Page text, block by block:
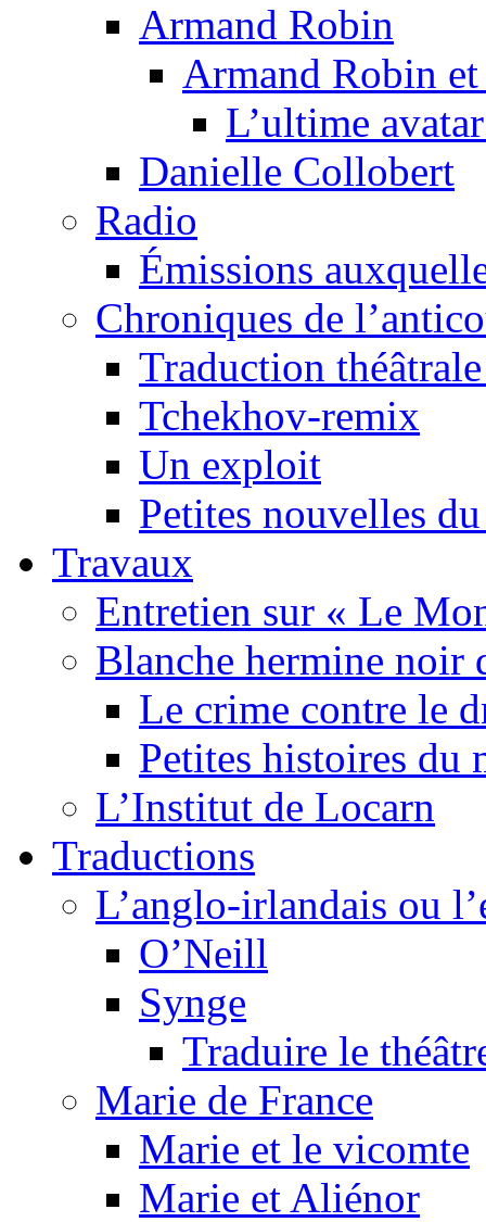
Armand Robin
Armand Robin
L’ultime
Danielle Collobert
Radio
Émissions
Chroniques de
Traduction
Tchekhov-remix
Un exploit
Petites nouvelles
Travaux
Entretien sur « Le
Blanche hermine noir
Le crime contre le
Petites histoires du
L’Institut de Locarn
Traductions
L’anglo-irlandais ou
O’Neill
Synge
Traduire le
Marie de France
Marie et le vicomte
Marie et Aliénor